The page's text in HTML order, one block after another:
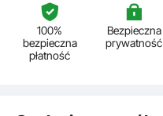
100%
bezpieczna
płatność
Bezpieczna
prywatność